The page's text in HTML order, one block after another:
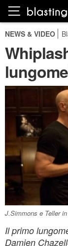
NEWS & VIDEO
J.Simmons e Teller
Il primo
Damien